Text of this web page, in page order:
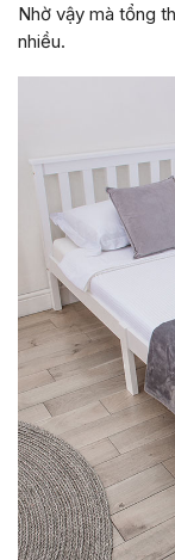
Nhờ vậy mà tổng
nhiều.